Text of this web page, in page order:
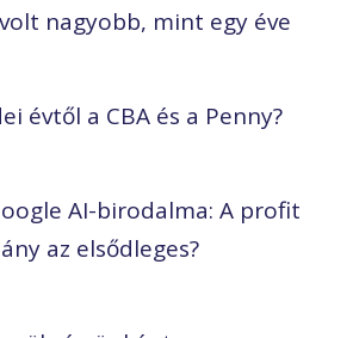
nagyobb, mint egy éve
évtől a CBA és a Penny?
AI-birodalma: A profit
az elsődleges?